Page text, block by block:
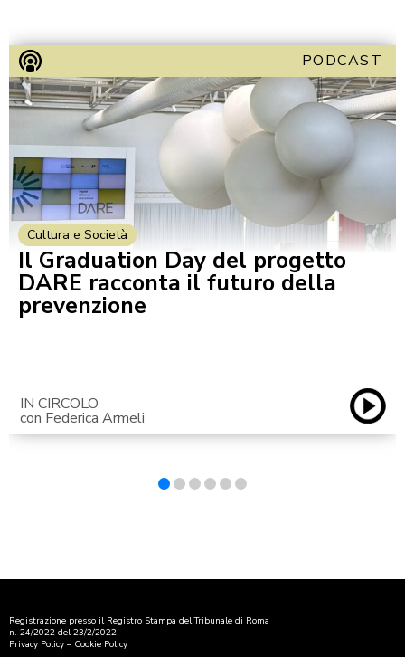
PODCAST
Cultura e Società
Il Graduation Day del progetto
DARE racconta il futuro della
prevenzione
IN CIRCOLO
con Federica Armeli
Registrazione presso il Registro Stampa del Tribunale di Roma
n. 24/2022 del 23/2/2022
Privacy Policy – Cookie Policy